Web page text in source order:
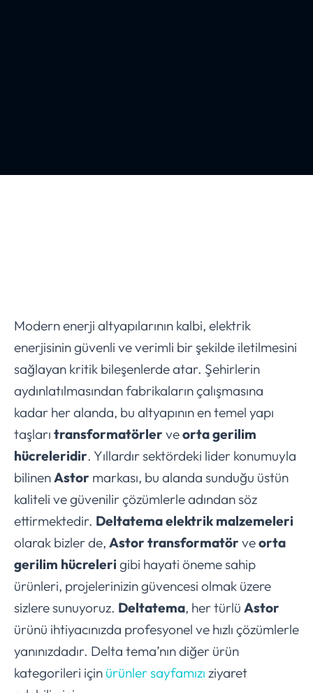
Modern enerji altyapılarının kalbi, elektrik
enerjisinin güvenli ve verimli bir şekilde iletilmesini
sağlayan kritik bileşenlerde atar. Şehirlerin
aydınlatılmasından fabrikaların çalışmasına
kadar her alanda, bu altyapının en temel yapı
taşları transformatörlerveorta gerilim
hücreleridir. Yıllardır sektördeki lider konumuyla
bilinenAstor markası, bu alanda sunduğu üstün
kaliteli ve güvenilir çözümlerle adından söz
ettirmektedir. Deltatema elektrik malzemeleri
olarak bizler de, Astor transformatörveorta
gerilim hücreleri gibi hayati öneme sahip
ürünleri, projelerinizin güvencesi olmak üzere
sizlere sunuyoruz. Deltatema, her türlü Astor
ürünü ihtiyacınızda profesyonel ve hızlı çözümlerle
yanınızdadır. Delta tema’nın diğer ürün
kategorileri için ürünler sayfamızı ziyaret